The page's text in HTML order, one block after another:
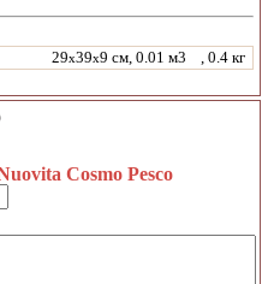
29x39x9 см, 0.01 м3 , 0.4 кг
Cosmo Pesco